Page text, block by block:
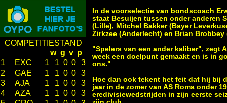
COMPETITIESTAND
w g v p
1
EXC 1 1 0 0 3
2
GAE 1 1 0 0 3
3
AJA 1 1 0 0 3
4
AZA 1 1 0 0 3
In de voorselectie van bondscoach
staat Besuijen tussen onder anderen
(Lille), Mitchel Bakker (Bayer
Zirkzee (Anderlecht) en Brian
"Spelers van een ander kaliber", zegt
week een doelpunt gemaakt en is in
ons."
Hoe dan ook tekent het feit dat hij bij
jaar in de zomer van AS Roma onder
eredivisiewedstrijden in zijn eerste